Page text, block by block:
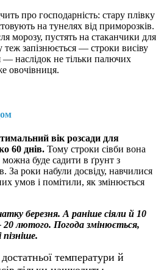
про господарність: стару плівку
на тунелях від приморозків.
морозу, пустять на стаканчики для
теж запізнюється — строки висіву
— наслідок не тільки палючих
овочівниця.
вік розсади для
60 днів. Тому строки сівби вона
можна буде садити в ґрунт з
За роки набули досвіду, навчилися
умов і помітили, як змінюється
березня. А раніше сіяли й 10
лютого. Погода змінюється,
температури й